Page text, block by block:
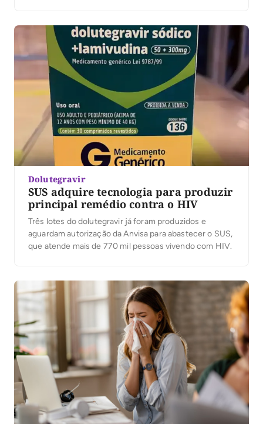
Dolutegravir
SUS adquire tecnologia para produzir
principal remédio contra o HIV
Três lotes do dolutegravir já foram produzidos e
aguardam autorização da Anvisa para abastecer o SUS,
que atende mais de 770 mil pessoas vivendo com HIV.